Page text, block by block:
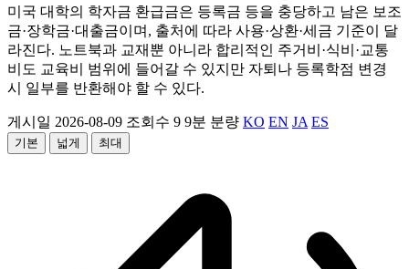
미국 대학의 학자금 환급금은 등록금 등을 충당하고 남은 보조
금·장학금·대출금이며, 출처에 따라 사용·상환·세금 기준이 달
라진다. 노트북과 교재뿐 아니라 합리적인 주거비·식비·교통
비도 교육비 범위에 들어갈 수 있지만 자퇴나 등록학점 변경
시 일부를 반환해야 할 수 있다.
게시일 2026-08-09 조회수 9 9분 분량 KO EN JA ES
기본 넓게 최대